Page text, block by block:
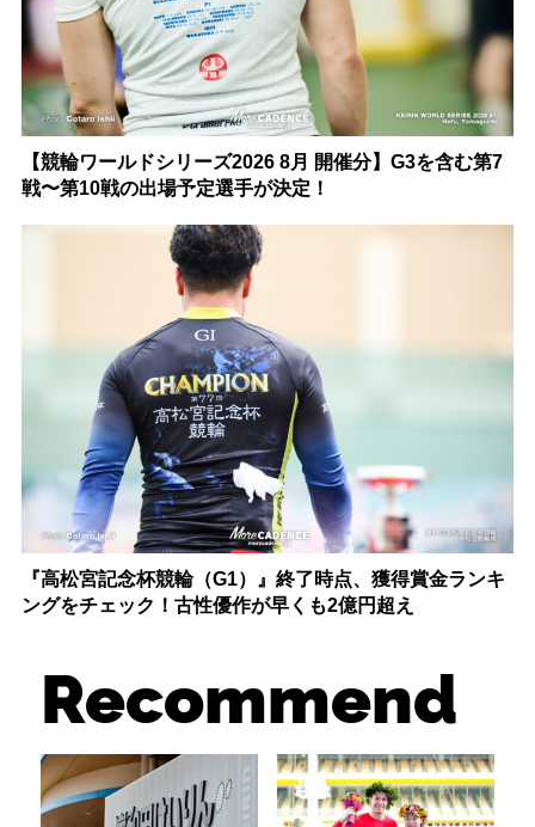
【競輪ワールドシリーズ2026 8月 開催分】G3を含む第7
戦〜第10戦の出場予定選手が決定！
『高松宮記念杯競輪（G1）』終了時点、獲得賞金ランキ
ングをチェック！古性優作が早くも2億円超え
Recommend